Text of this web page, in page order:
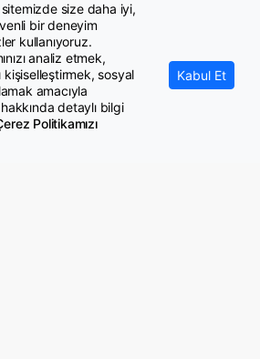
Görevde Yükselme Yönetmeliği
size daha iyi,
bir deneyim
kullanıyoruz.
analiz etmek,
kişiselleştirmek, sosyal
amacıyla
detaylı bilgi
Politikamızı
Kabul Et